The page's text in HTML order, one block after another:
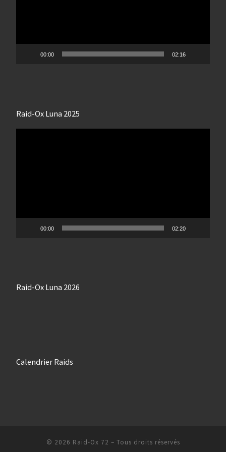
00:00 02:16
Raid-Ox Luna 2025
00:00 02:20
Raid-Ox Luna 2026
Calendrier Raids
© 2026 Raid-Ox 72 – Tous droits réservés